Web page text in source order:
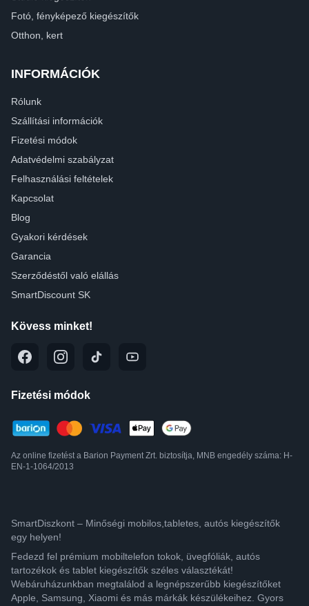
Fotó, fényképező kiegészítők
Otthon, kert
INFORMÁCIÓK
Rólunk
Szállítási információk
Fizetési módok
Adatvédelmi szabályzat
Felhasználási feltételek
Kapcsolat
Blog
Gyakori kérdések
Garancia
Szerződéstől való elállás
SmartDiscount SK
Kövess minket!
Fizetési módok
Az online fizetést a Barion Payment Zrt. biztosítja, MNB engedély száma: H-
EN-1-1064/2013
SmartDiszkont – Minőségi mobilos,tabletes, autós kiegészítők
egy helyen!
Fedezd fel prémium mobiltelefon tokok, üvegfóliák, autós
tartozékok és tablet kiegészítők széles választékát!
Webáruházunkban megtalálod a legnépszerűbb kiegészítőket
Apple, Samsung, Xiaomi és más márkák készülékeihez. Gyors